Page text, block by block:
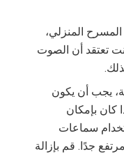
المنزلي،
تعتقد أن الصوت
يجب أن يكون
بإمكان
سماعات
جدًا. قم بإزالة